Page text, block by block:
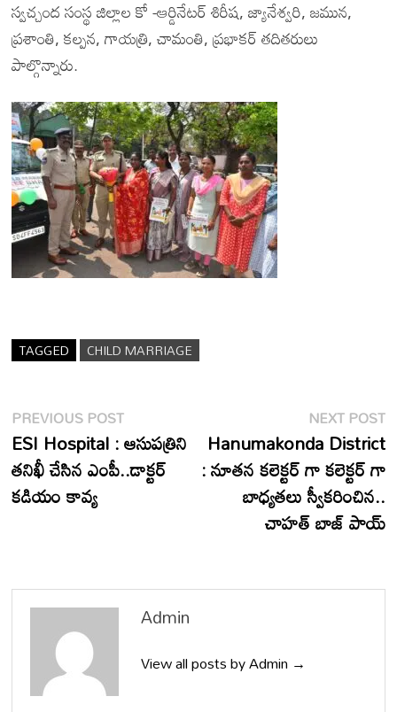
స్వచ్చంద సంస్థ జిల్లాల కో -ఆర్డినేటర్ శిరీష, జ్యానేశ్వరి, జమున,
ప్రశాంతి, కల్పన, గాయత్రి, చామంతి, ప్రభాకర్ తదితరులు
పాల్గొన్నారు.
TAGGED CHILD MARRIAGE
Post
navigation
PREVIOUS POSTPrevious
post:
ESI Hospital : ఆసుపత్రిని
తనిఖీ చేసిన ఎంపీ..డాక్టర్
కడియం కావ్య
NEXT POST
Hanumakonda District
: నూతన కలెక్టర్ గా కలెక్టర్ గా
బాధ్యతలు స్వీకరించిన..
చాహత్ బాజ్ పాయ్
Admin
View all posts by Admin →